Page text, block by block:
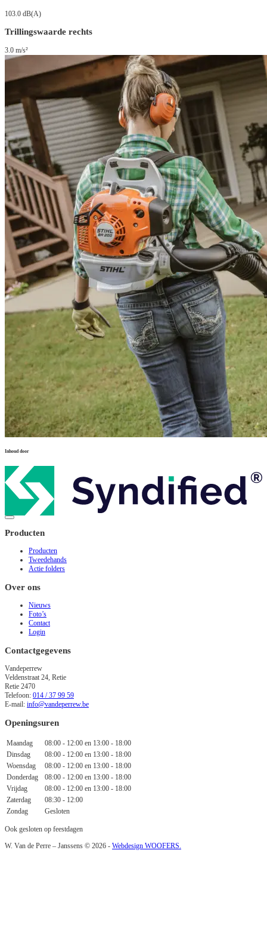
103.0 dB(A)
Trillingswaarde rechts
3.0 m/s²
Inhoud door
Producten
Producten
Tweedehands
Actie folders
Over ons
Nieuws
Foto’s
Contact
Login
Contactgegevens
Vandeperrew
Veldenstraat 24, Retie
Retie 2470
Telefoon: 014 / 37 99 59
E-mail: info@vandeperrew.be
Openingsuren
Maandag 08:00 - 12:00 en 13:00 - 18:00
Dinsdag
08:00 - 12:00 en 13:00 - 18:00
Woensdag
08:00 - 12:00 en 13:00 - 18:00
Donderdag
08:00 - 12:00 en 13:00 - 18:00
Vrijdag
08:00 - 12:00 en 13:00 - 18:00
Zaterdag
08:30 - 12:00
Zondag
Gesloten
Ook gesloten op feestdagen
W. Van de Perre – Janssens © 2026 - Webdesign WOOFERS.